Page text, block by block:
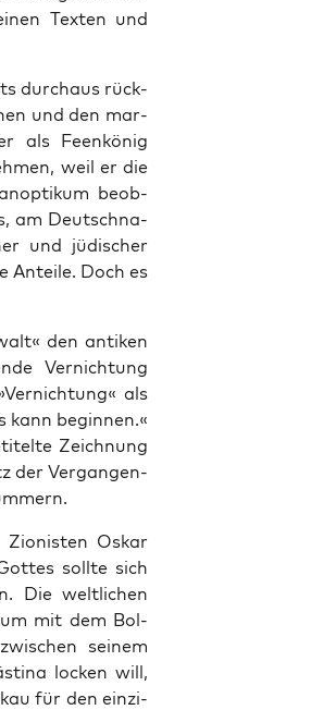
Tex­ten und
durch­aus rück­
und den mar­
als Feen­kö­nig
weil er die
beob­
am Deutsch­na­
und jüdi­scher
Antei­le. Doch es
den anti­ken
Ver­nich­tung
als
kann begin­nen.«
Zeich­nung
der Ver­gan­gen­
Oskar
soll­te sich
Die welt­li­chen
mit dem Bol­
sei­nem
locken will,
für den ein­zi­